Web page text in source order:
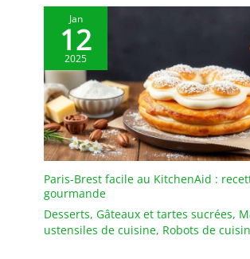
Jan
12
2025
Paris-Brest facile au KitchenAid :
gourmande
Desserts, Gâteaux et tartes sucrées,
ustensiles de cuisine, Robots de